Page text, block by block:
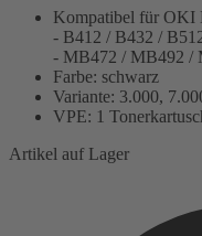
Kompatibel für OKI
- B412 / B432 /
- MB472 / MB492 /
Farbe: schwarz
Variante: 3.000,
VPE: 1
Artikel auf Lager